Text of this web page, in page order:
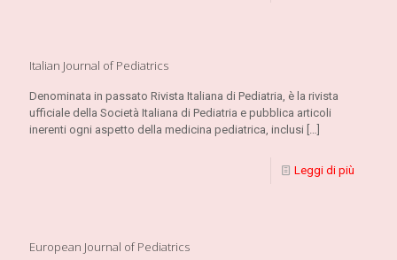
Italian Journal of Pediatrics
Denominata in passato Rivista Italiana di Pediatria, è la rivista
ufficiale della Società Italiana di Pediatria e pubblica articoli
inerenti ogni aspetto della medicina pediatrica, inclusi […]
Leggi di più
European Journal of Pediatrics